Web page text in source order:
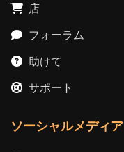
店
フォーラム
助けて
サポート
ソーシャルメディア